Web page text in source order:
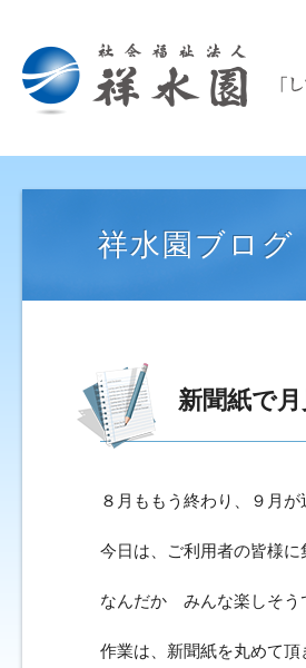
祥水園ブログ
新聞紙で
８月ももう終わり、９月が
今日は、ご利用者の皆様
なんだか みんな楽しそう
作業は、新聞紙を丸めて